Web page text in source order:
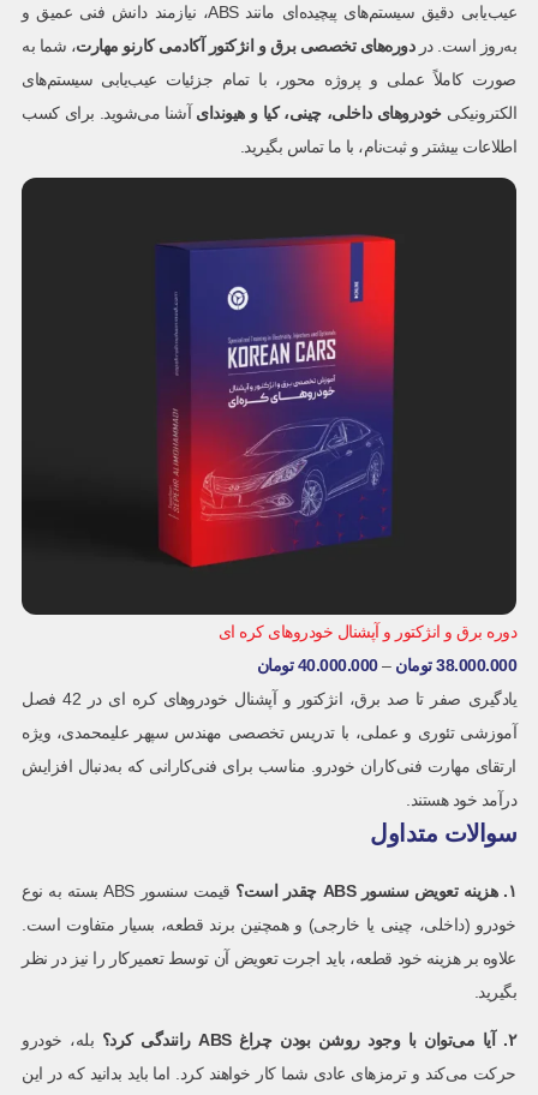
عیب‌یابی دقیق سیستم‌های پیچیده‌ای مانند ABS، نیازمند دانش فنی عمیق و
به‌روز است. دردوره‌های تخصصی برق و انژکتور آکادمی کارنو مهارت، شما به
صورت کاملاً عملی و پروژه محور، با تمام جزئیات عیب‌یابی سیستم‌های
الکترونیکیخودروهای داخلی، چینی، کیا و هیوندای آشنا می‌شوید. برای کسب
اطلاعات بیشتر و ثبت‌نام، با ما تماس بگیرید.
دوره برق و انژکتور و آپشنال خودروهای کره ای
38.000.000 تومان –
40.000.000 تومان
یادگیری صفر تا صد برق، انژکتور و آپشنال خودروهای کره ای در 42 فصل
آموزشی تئوری و عملی، با تدریس تخصصی مهندس سپهر علیمحمدی، ویژه
ارتقای مهارت فنی‌کاران خودرو. مناسب برای فنی‌کارانی که به‌دنبال افزایش
درآمد خود هستند.
سوالات متداول
۱.هزینه تعویض سنسور ABS چقدر است؟
قیمت سنسور ABS بسته به نوع
خودرو (داخلی، چینی یا خارجی) و همچنین برند قطعه، بسیار متفاوت است.
علاوه بر هزینه خود قطعه، باید اجرت تعویض آن توسط تعمیرکار را نیز در نظر
بگیرید.
۲.آیا می‌توان با وجود روشن بودن چراغ ABS رانندگی کرد؟ بله، خودرو
حرکت می‌کند و ترمزهای عادی شما کار خواهند کرد. اما باید بدانید که در این